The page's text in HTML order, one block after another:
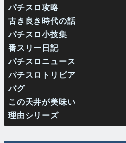
パチスロ攻略
古き良き時代の話
パチスロ小技集
番スリー日記
パチスロニュース
パチスロトリビア
バグ
この天井が美味い
理由シリーズ